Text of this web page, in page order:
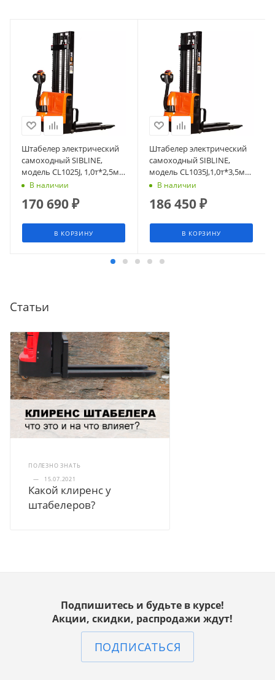
Штабелер электрический
самоходный SIBLINE,
модель CL1025J, 1,0т*2,5м
(сопровождаемый),
В наличии
170 690₽
В КОРЗИНУ
Штабелер электрический
самоходный SIBLINE,
модель CL1035J,1,0т*3,5м
(сопровождаемый),
В наличии
186 450₽
В КОРЗИНУ
Статьи
ПОЛЕЗНО ЗНАТЬ
—
15.07.2021
Какой клиренс у
штабелеров?
Подпишитесь и будьте в курсе!
Акции, скидки, распродажи ждут!
ПОДПИСАТЬСЯ